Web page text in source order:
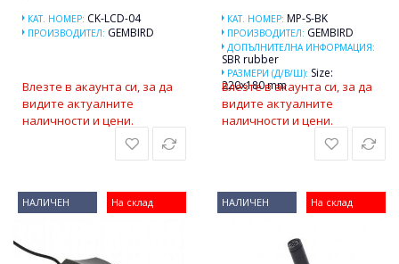
КАТ. НОМЕР: CK-LCD-04
ПРОИЗВОДИТЕЛ: GEMBIRD
Влезте в акаунта си, за да
видите актуалните
наличности и цени.
КАТ. НОМЕР: MP-S-BK
ПРОИЗВОДИТЕЛ: GEMBIRD
ДОПЪЛНИТЕЛНА ИНФОРМАЦИЯ:
SBR rubber
РАЗМЕРИ (Д/В/Ш): Size:
220x180 mm
Влезте в акаунта си, за да
видите актуалните
наличности и цени.
На склад
НАЛИЧЕН На склад
НАЛИЧЕН